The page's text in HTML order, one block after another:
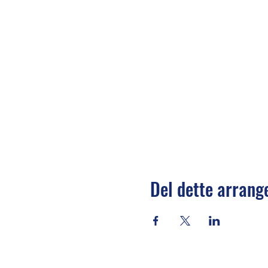
Del dette